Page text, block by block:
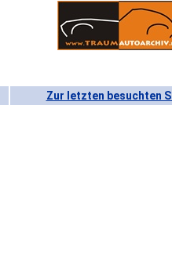
Zur letzten besuchten